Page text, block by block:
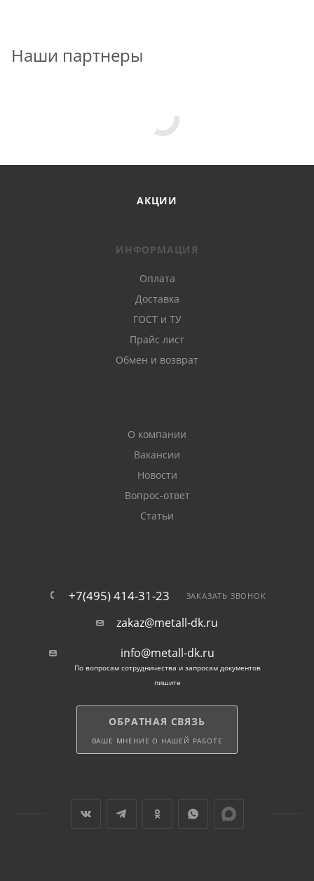
Наши партнеры
АКЦИИ
ИНФОРМАЦИЯ
Оплата
Доставка
ГОСТ и ТУ
Прайс лист
Обмен и возврат
О компании
Вакансии
Новости
Вопрос-ответ
Статьи
+7(495) 414-31-23 ЗАКАЗАТЬ ЗВОНОК
zakaz@metall-dk.ru
info@metall-dk.ru
По вопросам сотрудничества и запросам документов
пишите
ОБРАТНАЯ СВЯЗЬ
ВАШЕ МНЕНИЕ О НАШЕЙ РАБОТЕ